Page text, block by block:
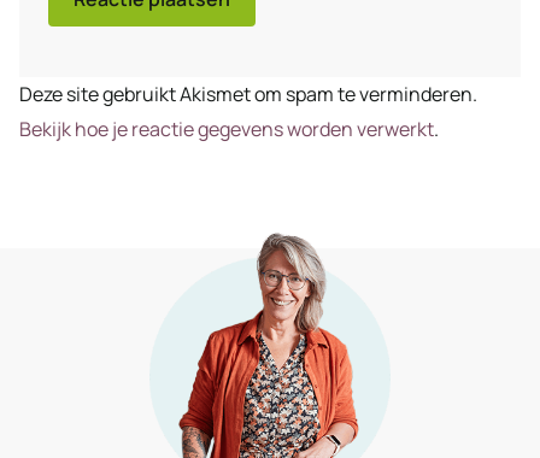
Deze site gebruikt Akismet om spam te verminderen.
Bekijk hoe je reactie gegevens worden verwerkt.